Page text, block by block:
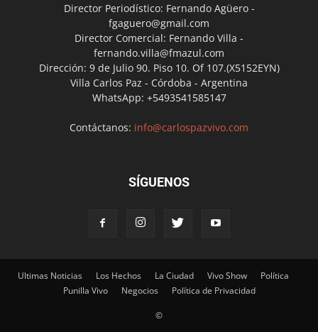
Director Periodístico: Fernando Agüero -
fgaguero@gmail.com
Director Comercial: Fernando Villa -
fernando.villa@fmazul.com
Dirección: 9 de Julio 90. Piso 10. Of 107.(X5152EYN)
Villa Carlos Paz - Córdoba - Argentina
WhatsApp: +5493541585147
Contáctanos: info@carlospazvivo.com
SÍGUENOS
Ultimas Noticias Los Hechos La Ciudad Vivo Show
Política
Punilla Vivo
Negocios Política de Privacidad
©